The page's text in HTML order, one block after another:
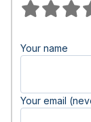
Your name
Your email